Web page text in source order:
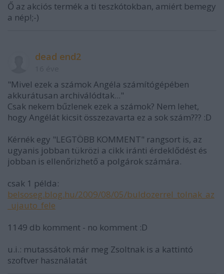
Ő az akciós termék a ti teszkótokban, amiért bemegy
a nép!;-)
dead end2
"Mivel ezek a számok Angéla számítógépében
akkurátusan archiválódtak..."
Csak nekem bűzlenek ezek a számok? Nem lehet,
hogy Angélát kicsit összezavarta ez a sok szám??? :D
Kérnék egy "LEGTÖBB KOMMENT" rangsort is, az
ugyanis jobban tükrözi a cikk iránti érdeklődést és
jobban is ellenőrizhető a polgárok számára.
csak 1 példa:
belsoseg.blog.hu/2009/08/05/buldozerrel_tolnak_az
_ujauto_fele
1149 db komment - no komment :D
u.i.: mutassátok már meg Zsoltnak is a kattintó
szoftver használatát